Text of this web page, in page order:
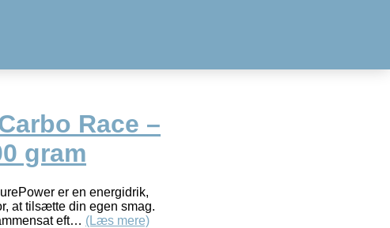
Race –
gram
er en energidrik,
at tilsætte din egen smag.
eft… (Læs mere)